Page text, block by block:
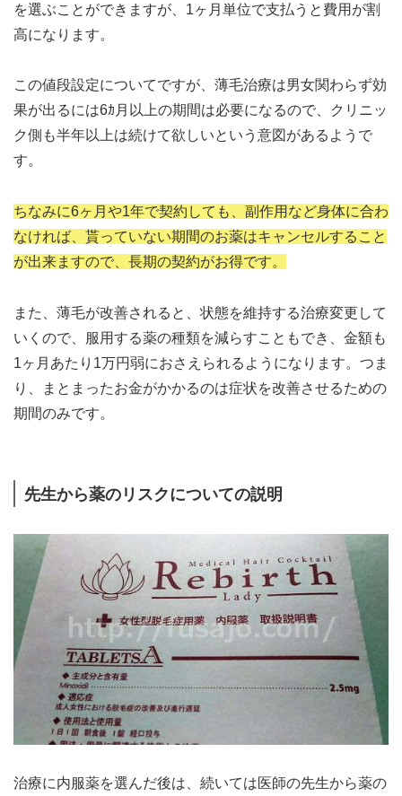
を選ぶことができますが、1ヶ月単位で支払うと費用が割
高になります。
この値段設定についてですが、薄毛治療は男女関わらず効
果が出るには6ｶ月以上の期間は必要になるので、クリニッ
ク側も半年以上は続けて欲しいという意図があるようで
す。
ちなみに6ヶ月や1年で契約しても、副作用など身体に合わ
なければ、貰っていない期間のお薬はキャンセルすること
が出来ますので、長期の契約がお得です。
また、薄毛が改善されると、状態を維持する治療変更して
いくので、服用する薬の種類を減らすこともでき、金額も
1ヶ月あたり1万円弱におさえられるようになります。つま
り、まとまったお金がかかるのは症状を改善させるための
期間のみです。
先生から薬のリスクについての説明
治療に内服薬を選んだ後は、続いては医師の先生から薬の